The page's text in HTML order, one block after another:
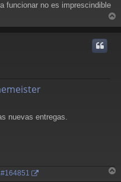
funcionar no es imprescindible
r
nuevas entregas.
r